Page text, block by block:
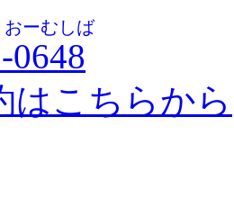
0648
おーむしば
はこちらから